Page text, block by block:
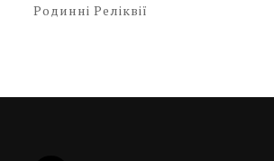
Родинні Реліквії